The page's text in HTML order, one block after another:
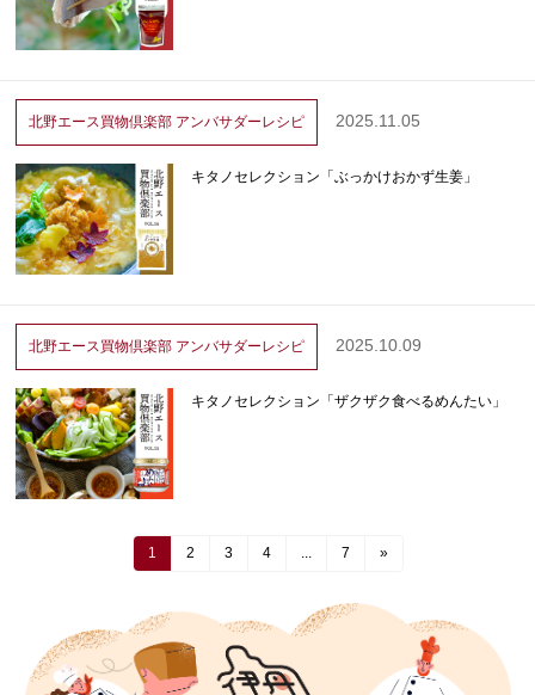
北野エース買物倶楽部 アンバサダーレシピ 2025.11.05
キタノセレクション「ぶっかけおかず生姜」
北野エース買物倶楽部 アンバサダーレシピ 2025.10.09
キタノセレクション「ザクザク食べるめんたい」
1 2 3 4 ... 7 »